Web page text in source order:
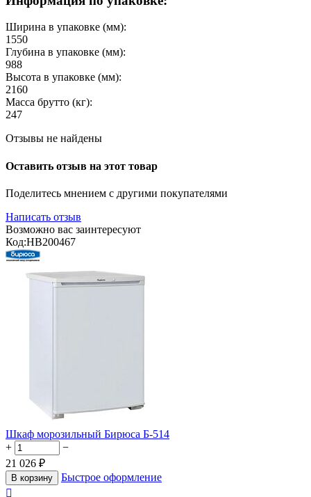
Ширина в упаковке (мм):
1550
Глубина в упаковке (мм):
988
Высота в упаковке (мм):
2160
Масса брутто (кг):
247
Отзывы не найдены
Оставить отзыв на этот товар
Поделитесь мнением с другими покупателями
Написать отзыв
Возможно вас заинтересуют
Код:HB200467
Шкаф морозильный Бирюса Б-514
+
−
21 026 ₽
В корзину
Быстрое оформление
